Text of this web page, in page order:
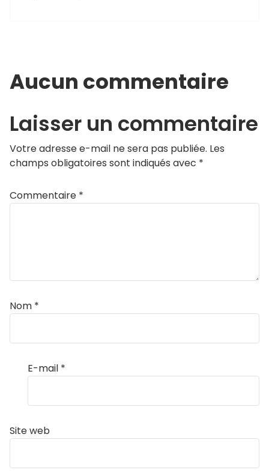
Aucun commentaire
Laisser un commentaire
Votre adresse e-mail ne sera pas publiée. Les
champs obligatoires sont indiqués avec *
Commentaire *
Nom *
E-mail *
Site web